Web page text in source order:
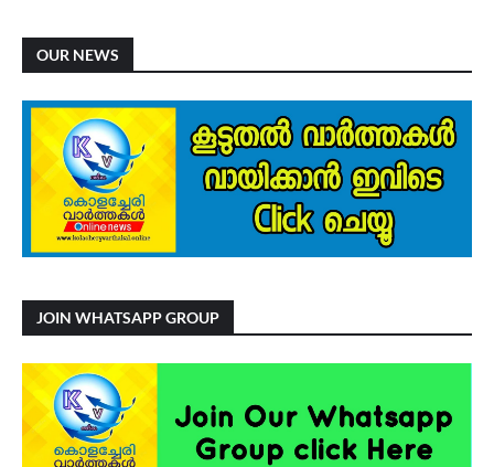
OUR NEWS
JOIN WHATSAPP GROUP